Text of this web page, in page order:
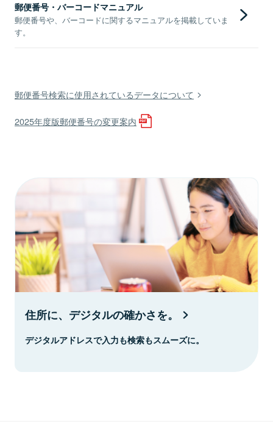
郵便番号・バーコードマニュアル
郵便番号や、バーコードに関するマニュアルを掲載していま
す。
郵便番号検索に使用されているデータについて
2025年度版郵便番号の変更案内
住所に、デジタルの確かさを。
デジタルアドレスで入力も検索もスムーズに。